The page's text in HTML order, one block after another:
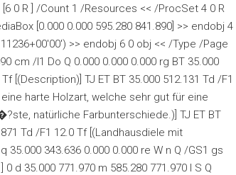
0 R ] /Count 1 /Resources << /ProcSet 4 0 R
[0.000 0.000 595.280 841.890] >> endobj 4
>> endobj 6 0 obj << /Type /Page
cm /I1 Do Q 0.000 0.000 0.000 rg BT 35.000
[(Description)] TJ ET BT 35.000 512.131 Td /F1
harte Holzart, welche sehr gut für eine
natürliche Farbunterschiede.)] TJ ET BT
Td /F1 12.0 Tf [(Landhausdiele mit
35.000 343.636 0.000 0.000 re W n Q /GS1 gs
d 35.000 771.970 m 585.280 771.970 l S Q